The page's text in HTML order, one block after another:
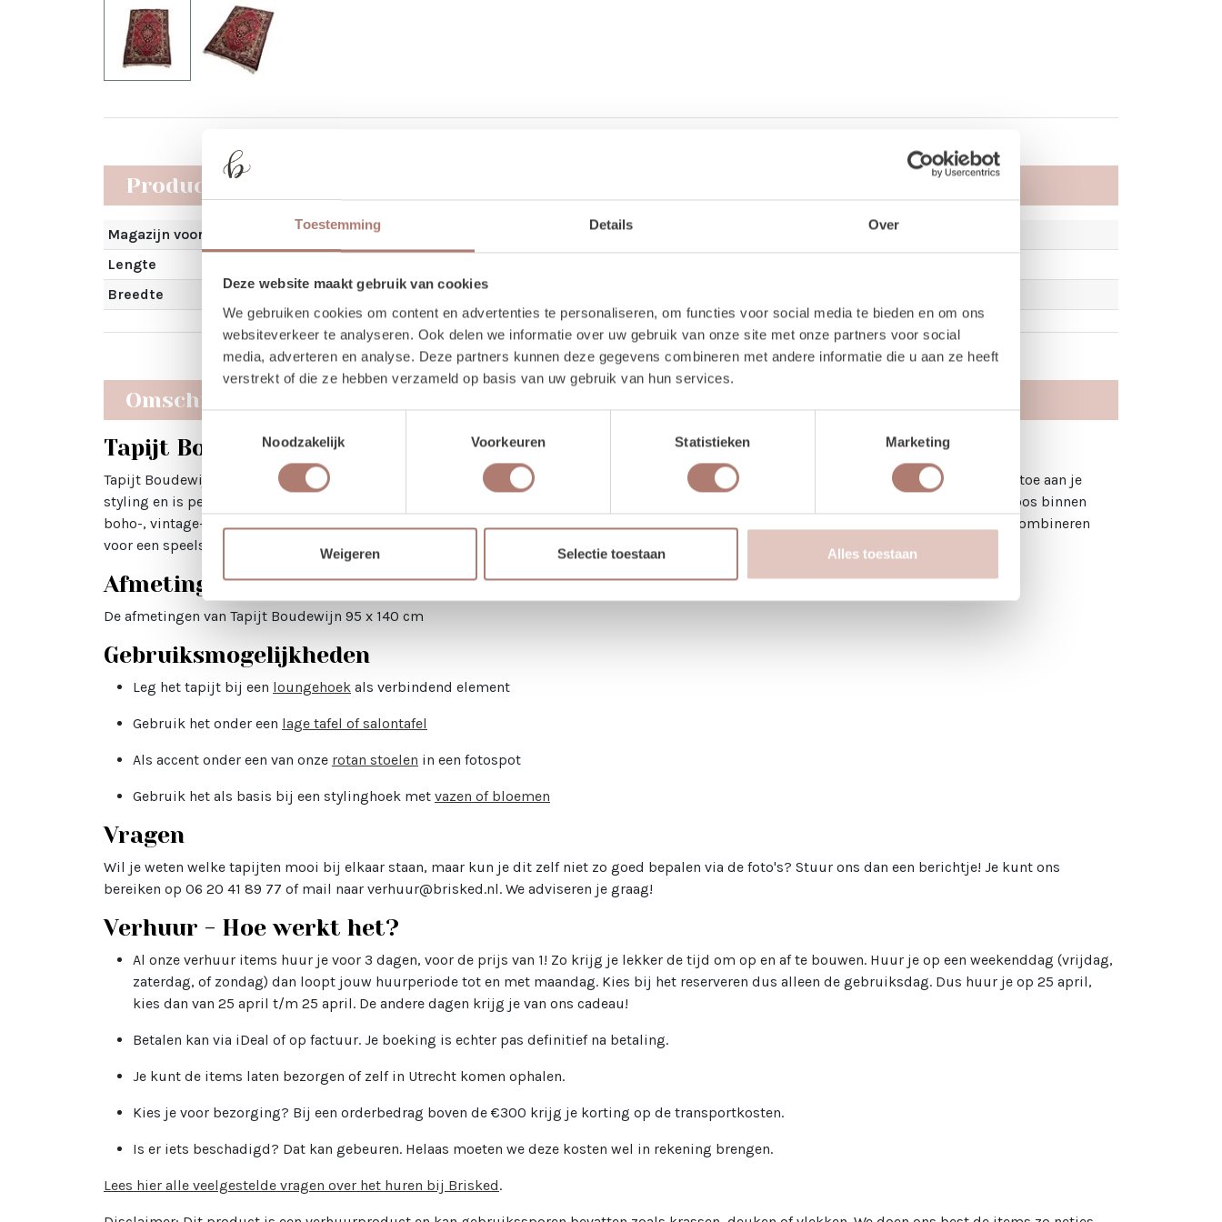
Toestemming Details Over
Deze website maakt gebruik van cookies
We gebruiken cookies om content en advertenties te personaliseren, om functies voor social media te bieden en om ons
websiteverkeer te analyseren. Ook delen we informatie over uw gebruik van onze site met onze partners voor social
media, adverteren en analyse. Deze partners kunnen deze gegevens combineren met andere informatie die u aan ze heeft
verstrekt of die ze hebben verzameld op basis van uw gebruik van hun services.
Toestemmingsselectie
Noodzakelijk
Voorkeuren Statistieken Marketing
Weigeren Selectie toestaan Alles toestaan
Producteigenschappen
Magazijn voorraad
1 stuks
Lengte
Breedte
Omschrijving
Tapijt Boudewijn huren
Tapijt Boudewijn is een karaktervol Perzisch tapijt met een klassiek patroon en warme, volle kleuren. Dit tapijt voegt direct sfeer en diepte toe aan je
styling en is perfect voor bruiloften, events en styled shoots. Door de rijke uitstraling en het tijdloze design past Tapijt Boudewijn moeiteloos binnen
boho-, vintage- en festivalsferen. Het tapijt is ideaal om een ruimte te breken, accenten te leggen of juist meerdere tapijtjes met elkaar te combineren
voor een speels geheel. Op foto’s zorgt Boudewijn voor een warme en luxe basis.
Afmetingen
De afmetingen van Tapijt Boudewijn 95 x 140 cm
Gebruiksmogelijkheden
Leg het tapijt bij een loungehoek als verbindend element
Gebruik het onder een lage tafel of salontafel
Als accent onder een van onze rotan stoelen in een fotospot
Gebruik het als basis bij een stylinghoek met vazen of bloemen
Vragen
Wil je weten welke tapijten mooi bij elkaar staan, maar kun je dit zelf niet zo goed bepalen via de foto's? Stuur ons dan een berichtje! Je kunt ons
bereiken op 06 20 41 89 77 of mail naar verhuur@brisked.nl. We adviseren je graag!
Verhuur - Hoe werkt het?
Al onze verhuur items huur je voor 3 dagen, voor de prijs van 1! Zo krijg je lekker de tijd om op en af te bouwen. Huur je op een weekenddag (vrijdag,
zaterdag, of zondag) dan loopt jouw huurperiode tot en met maandag. Kies bij het reserveren dus alleen de gebruiksdag. Dus huur je op 25 april,
kies dan van 25 april t/m 25 april. De andere dagen krijg je van ons cadeau!
Betalen kan via iDeal of op factuur. Je boeking is echter pas definitief na betaling.
Je kunt de items laten bezorgen of zelf in Utrecht komen ophalen.
Kies je voor bezorging? Bij een orderbedrag boven de €300 krijg je korting op de transportkosten.
Is er iets beschadigd? Dat kan gebeuren. Helaas moeten we deze kosten wel in rekening brengen.
Lees hier alle veelgestelde vragen over het huren bij Brisked.